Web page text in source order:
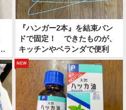
『ハンガー2本』を結束バン
ドで固定！ できたものが、
キッチンやベランダで便利
new